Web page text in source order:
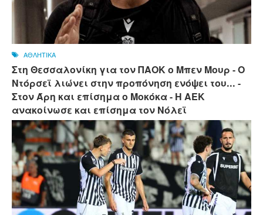
ΑΘΛΗΤΙΚΑ
Στη Θεσσαλονίκη για τον ΠΑΟΚ ο Μπεν Μουρ - Ο
Ντόρσεϊ λιώνει στην προπόνηση ενόψει του... -
Στον Άρη και επίσημα ο Μοκόκα - Η ΑΕΚ
ανακοίνωσε και επίσημα τον Νόλεϊ